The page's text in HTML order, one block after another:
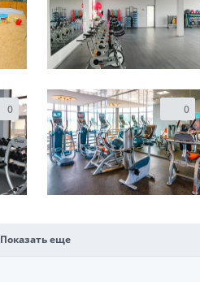
0 0
Показать еще